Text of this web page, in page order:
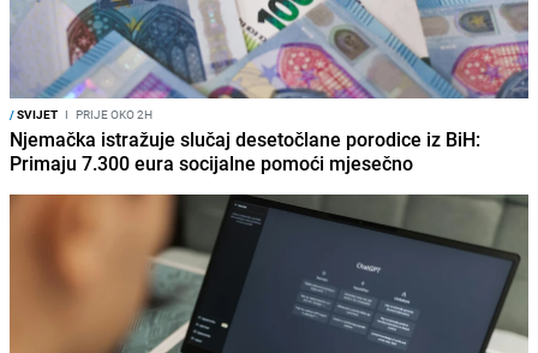
/SVIJET I PRIJE OKO 2H
Njemačka istražuje slučaj desetočlane porodice iz BiH:
Primaju 7.300 eura socijalne pomoći mjesečno